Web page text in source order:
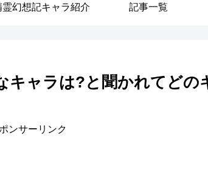
霊幻想記キャラ紹介 記事一覧
キャラは?と聞かれてどの
ンサーリンク